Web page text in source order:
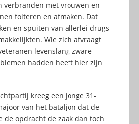
verbranden met vrouwen en
folteren en afmaken. Dat
en spuiten van allerlei drugs
Wie zich afvraagt
levenslang zware
hadden heeft hier zijn
kreeg een jonge 31-
van het bataljon dat de
de opdracht de zaak dan toch